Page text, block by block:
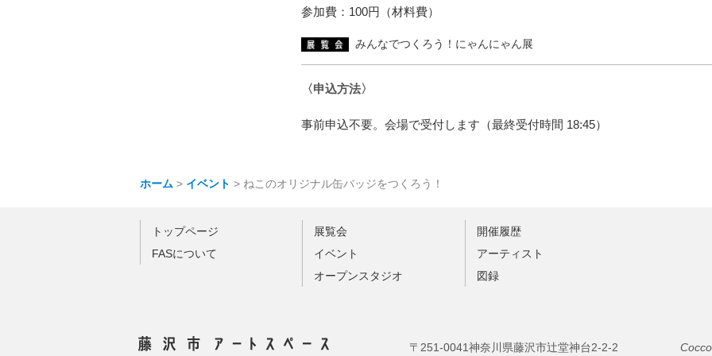
参加費：100円（材料費）
みんなでつくろう！にゃんにゃん展
〈申込方法〉
事前申込不要。会場で受付します（最終受付時間 18:45）
ホーム > イベント > ねこのオリジナル缶バッジをつくろう！
トップページ
FASについて
展覧会
イベント
オープンスタジオ
開催履歴
アーティスト
図録
〒251-0041神奈川県藤沢市辻堂神台2-2-2